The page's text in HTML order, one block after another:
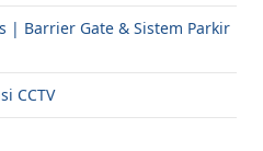
| Barrier Gate & Sistem Parkir
CCTV